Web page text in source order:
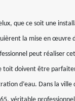
que ce soit une
la mise en œuvre
peut réaliser
toit doivent être
d’eau. Dans la ville